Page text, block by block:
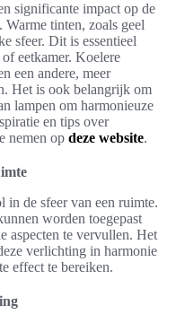
significante impact op de
Warme tinten, zoals geel
sfeer. Dit is essentieel
eetkamer. Koelere
een andere, meer
Het is ook belangrijk om
lampen om harmonieuze
en tips over
nemen op deze website.
in de sfeer van een ruimte.
worden toegepast
aspecten te vervullen. Het
verlichting in harmonie
effect te bereiken.